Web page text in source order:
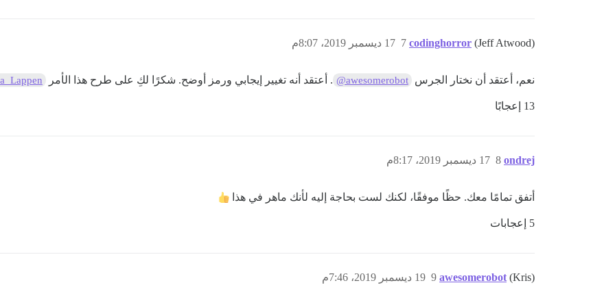
codinghorror (Jeff Atwood) 17 ديسمبر 2019، 8:07م 7
نعم، أعتقد أن نختار الجرس @awesomerobot . أعتقد أنه تغيير إيجابي ورمز أوضح. شكرًا لكِ على طرح هذا الأمر
13 إعجابًا
ondrej 17 ديسمبر 2019، 8:17م 8
أتفق تمامًا معك. حظًا موفقًا، لكنك لست بحاجة إليه لأنك ماهر في هذا
5 إعجابات
awesomerobot (Kris) 19 ديسمبر 2019، 7:46م 9